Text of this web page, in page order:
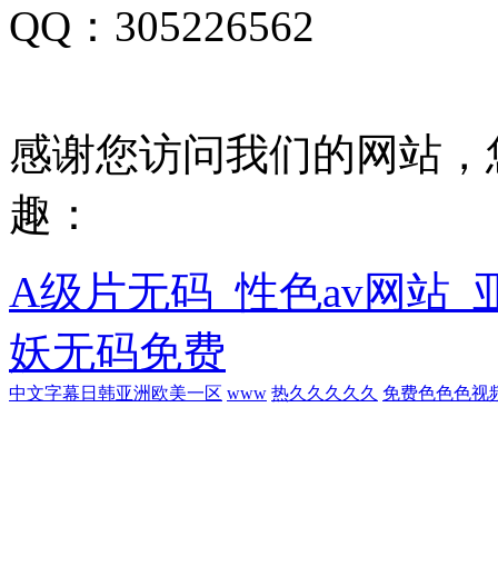
QQ：305226562
感谢您访问我们的网站
趣：
A级片无码_性色av网站_
妖无码免费
中文字幕日韩亚洲欧美一区 www 热久久久久久 免费色色色视